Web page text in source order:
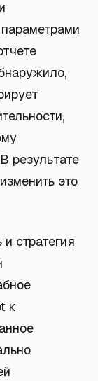
результате
это
стратегия
к